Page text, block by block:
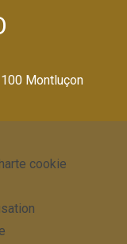
Montluçon
cookie